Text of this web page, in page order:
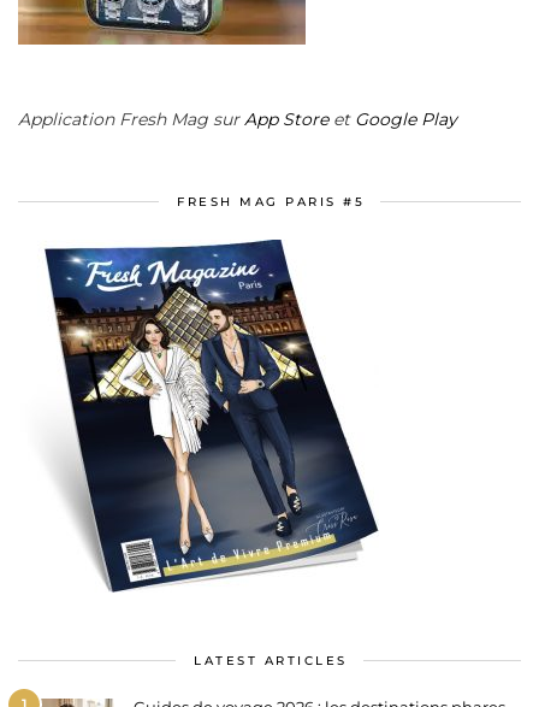
Application Fresh Mag surApp Storeet Google Play
FRESH MAG PARIS #5
LATEST ARTICLES